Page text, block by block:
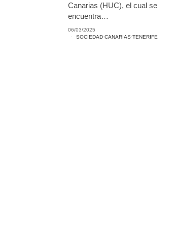
Canarias (HUC), el cual se
encuentra…
06/03/2025
SOCIEDAD·CANARIAS·TENERIFE